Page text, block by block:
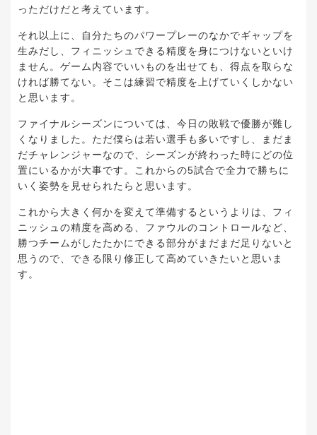
っただけだと考えています。
それ以上に、自分たちのパワープレーのなかでギャップを
生みだし、フィニッシュできる精度を身につけないといけ
ません。ゲーム内容でいいものを出せても、得点を取らな
ければ勝てない。そこは練習で精度を上げていくしかない
と思います。
ファイナルシーズンについては、今日の敗戦で優勝が難し
くなりました。ただ僕らは若い選手も多いですし、まだま
だチャレンジャーなので、シーズンが終わった時にどの位
置にいるかが大事です。これからの5試合で全力で勝ちに
いく姿勢を見せられたらと思います。
これから大きく何かを変えて準備するというよりは、フィ
ニッシュの精度を高める、ファウルのコントロールなど、
勝つチームがしたたかにできる部分がまだまだ足りないと
思うので、できる限り修正して高めていきたいと思いま
す。